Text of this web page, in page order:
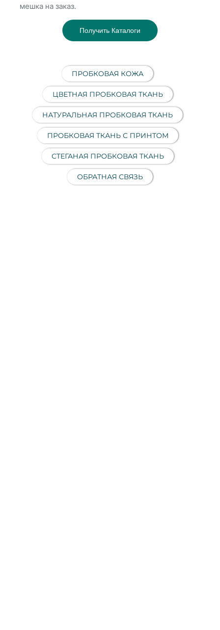
мешка на заказ.
Получить Каталоги
ПРОБКОВАЯ КОЖА
ЦВЕТНАЯ ПРОБКОВАЯ ТКАНЬ
НАТУРАЛЬНАЯ ПРОБКОВАЯ ТКАНЬ
ПРОБКОВАЯ ТКАНЬ С ПРИНТОМ
СТЕГАНАЯ ПРОБКОВАЯ ТКАНЬ
ОБРАТНАЯ СВЯЗЬ